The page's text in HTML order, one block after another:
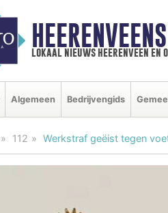
lokaal nieuws heerenveen en
Algemeen Bedrijvengids
112 Werkstraf geëist tegen